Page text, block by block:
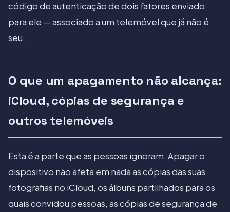
código de autenticação de dois fatores enviado
para ele — associado a um telemóvel que já não é
seu.
O que um apagamento não alcança:
iCloud, cópias de segurança e
outros telemóveis
Esta é a parte que as pessoas ignoram. Apagar o
dispositivo não afeta em nada as cópias das suas
fotografias no iCloud, os álbuns partilhados para os
quais convidou pessoas, as cópias de segurança de